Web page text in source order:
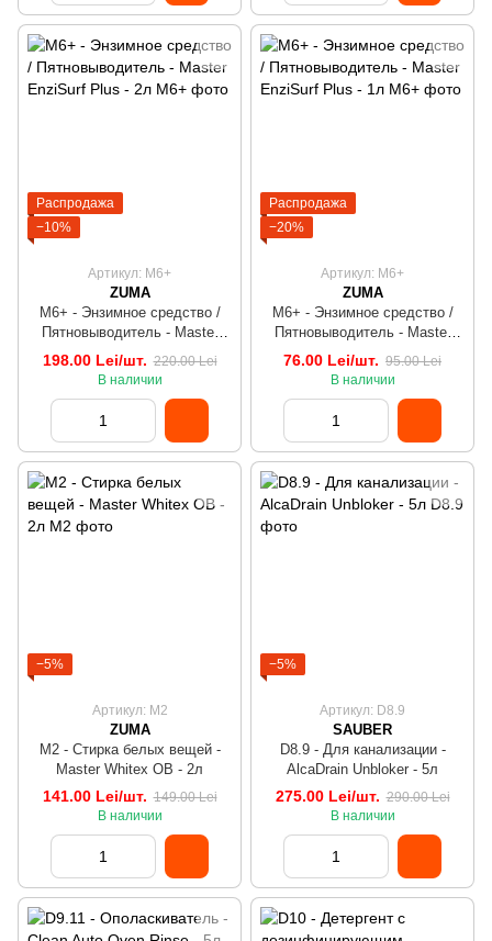
Распродажа
−10%
Артикул: M6+
ZUMA
M6+ - Энзимное средство /
Пятновыводитель - Master
EnziSurf Plus - 2л
198.00 Lei/шт. 220.00 Lei
В наличии
Распродажа
−20%
Артикул: M6+
ZUMA
M6+ - Энзимное средство /
Пятновыводитель - Master
EnziSurf Plus - 1л
76.00 Lei/шт. 95.00 Lei
В наличии
−5%
Артикул: M2
ZUMA
M2 - Стирка белых вещей -
Master Whitex OB - 2л
141.00 Lei/шт. 149.00 Lei
В наличии
−5%
Артикул: D8.9
SAUBER
D8.9 - Для канализации -
AlcaDrain Unbloker - 5л
275.00 Lei/шт. 290.00 Lei
В наличии